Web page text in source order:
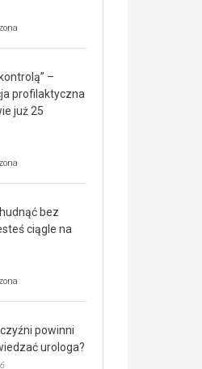
–
profilaktyczna
już 25
bez
ciągle na
powinni
urologa?